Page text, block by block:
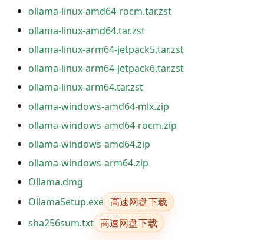
ollama-linux-amd64-rocm.tar.zst
ollama-linux-amd64.tar.zst
ollama-linux-arm64-jetpack5.tar.zst
ollama-linux-arm64-jetpack6.tar.zst
ollama-linux-arm64.tar.zst
ollama-windows-amd64-mlx.zip
ollama-windows-amd64-rocm.zip
ollama-windows-amd64.zip
ollama-windows-arm64.zip
Ollama.dmg
OllamaSetup.exe 高速网盘下载
sha256sum.txt 高速网盘下载